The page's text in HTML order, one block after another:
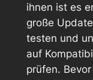
ihnen ist es
große
testen und
auf
prüfen.